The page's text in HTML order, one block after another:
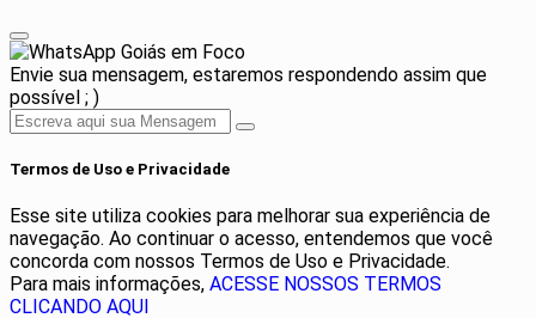
Goiás em Foco
Envie sua mensagem, estaremos respondendo assim que
possível ; )
Termos de Uso e Privacidade
Esse site utiliza cookies para melhorar sua experiência de
navegação. Ao continuar o acesso, entendemos que você
concorda com nossos Termos de Uso e Privacidade.
Para mais informações, ACESSE NOSSOS TERMOS
CLICANDO AQUI